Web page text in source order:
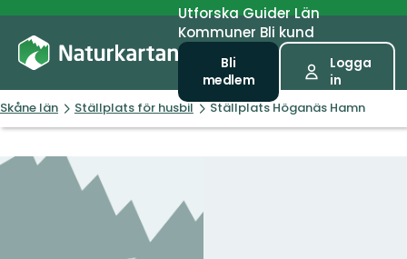
UtforskaGuiderLän
Kommuner Bli kund
Bli
medlem
Logga
in
Skåne län Ställplats för husbil Ställplats Höganäs Hamn